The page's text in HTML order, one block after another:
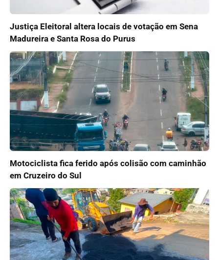
Justiça Eleitoral altera locais de votação em Sena
Madureira e Santa Rosa do Purus
Motociclista fica ferido após colisão com caminhão
em Cruzeiro do Sul